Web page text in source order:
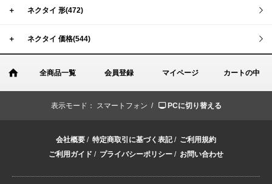
＋ ネクタイ 形(472)
＋ ネクタイ 価格(544)
全商品一覧 会員登録 マイページ カートの中
表示モード： スマートフォン / PCに切り替える
会社概要 / 特定商取引に基づく表記/ ご利用規約
ご利用ガイド / プライバシーポリシー / お問い合わせ